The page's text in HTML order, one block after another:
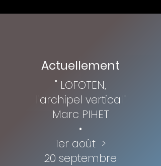
Actuellement
" LOFOTEN,
l'archipel vertical"
Marc PIHET
•
1er août >
20 septembre